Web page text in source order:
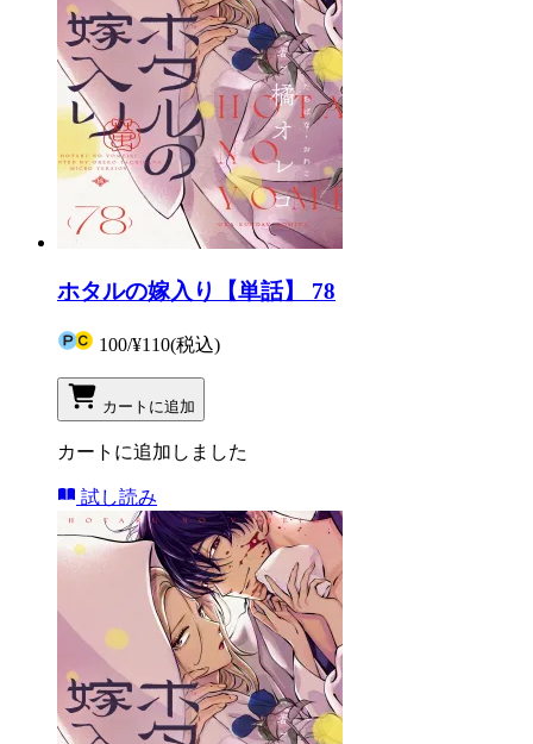
ホタルの嫁入り【単話】 78
100/¥110(税込)
カートに追加
カートに追加しました
試し読み